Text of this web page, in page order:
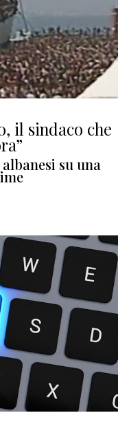
il sindaco che
su una